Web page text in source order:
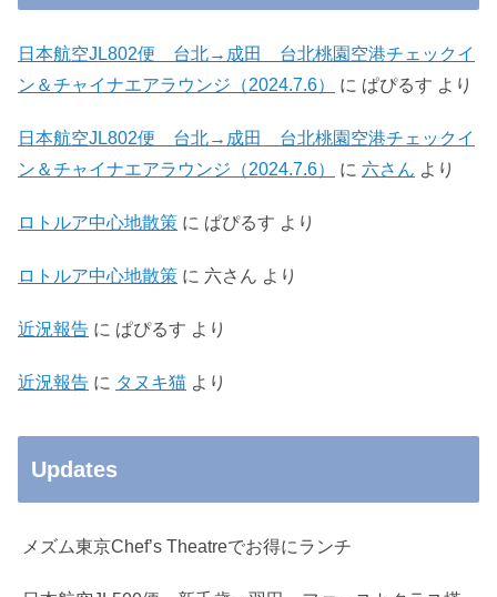
日本航空JL802便 台北→成田 台北桃園空港チェックイ
ン＆チャイナエアラウンジ（2024.7.6）
に ぱぴるす より
日本航空JL802便 台北→成田 台北桃園空港チェックイ
ン＆チャイナエアラウンジ（2024.7.6）
に 六さん より
ロトルア中心地散策 に ぱぴるす より
ロトルア中心地散策 に 六さん より
近況報告 に ぱぴるす より
近況報告 に タヌキ猫 より
Updates
メズム東京Chef’s Theatreでお得にランチ